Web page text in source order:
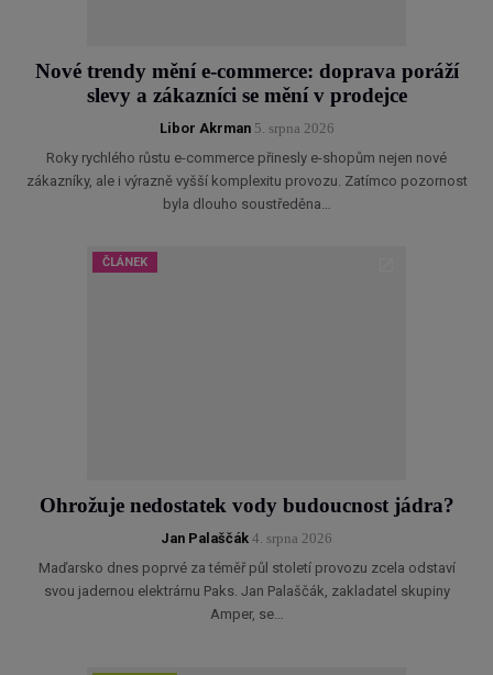
Nové trendy mění e-commerce: doprava poráží
slevy a zákazníci se mění v prodejce
Libor Akrman5. srpna 2026
Roky rychlého růstu e-commerce přinesly e-shopům nejen nové
zákazníky, ale i výrazně vyšší komplexitu provozu. Zatímco pozornost
byla dlouho soustředěna…
ČLÁNEK
Ohrožuje nedostatek vody budoucnost jádra?
Jan Palaščák 4. srpna 2026
Maďarsko dnes poprvé za téměř půl století provozu zcela odstaví
svou jadernou elektrárnu Paks. Jan Palaščák, zakladatel skupiny
Amper, se…